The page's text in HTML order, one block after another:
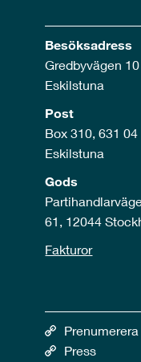
Besöksadress
Gredbyvägen 10
Eskilstuna
Post
Box 310, 631 04
Eskilstuna
Gods
61, 12044
Fakturor
Prenumerera
Press